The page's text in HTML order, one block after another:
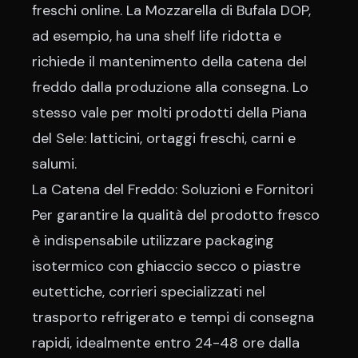
freschi online. La Mozzarella di Bufala DOP,
ad esempio, ha una shelf life ridotta e
richiede il mantenimento della catena del
freddo dalla produzione alla consegna. Lo
stesso vale per molti prodotti della Piana
del Sele: latticini, ortaggi freschi, carni e
salumi.
La Catena del Freddo: Soluzioni e Fornitori
Per garantire la qualità del prodotto fresco
è indispensabile utilizzare packaging
isotermico con ghiaccio secco o piastre
eutettiche, corrieri specializzati nel
trasporto refrigerato e tempi di consegna
rapidi, idealmente entro 24-48 ore dalla